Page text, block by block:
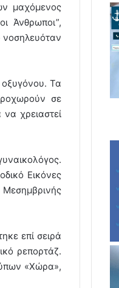
μαχόμενος
Άνθρωποι”,
Τα
σε
χρειαστεί
Εικόνες
επί σειρά
ρεπορτάζ.
«Χώρα»,